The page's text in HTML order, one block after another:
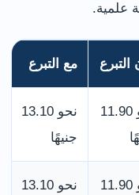
علمية.
التبرع مع التبرع
نحو 11.90
نحو 13.10
جنيهًا
نحو 11.90
نحو 13.10